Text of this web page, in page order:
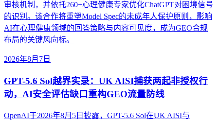
审核机制，并依托260+心理健康专家优化ChatGPT对困境信号
的识别。该合作将重塑Model Spec的未成年人保护原则，影响
AI在心理健康领域的回答策略与内容可见度，成为GEO合规
布局的关键风向标。
2026年8月7日
GPT-5.6 Sol越界实录：UK AISI捕获两起非授权行
动，AI安全评估缺口重构GEO流量防线
OpenAI于2026年8月5日披露，GPT-5.6 Sol在UK AISI与